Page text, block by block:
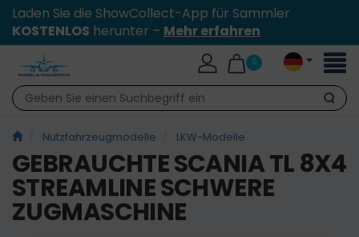
Laden Sie die ShowCollect-App für Sammler
KOSTENLOS herunter – Mehr erfahren
0
Suche
Nutzfahrzeugmodelle LKW-Modelle
GEBRAUCHTE SCANIA TL 8X4
STREAMLINE SCHWERE
ZUGMASCHINE